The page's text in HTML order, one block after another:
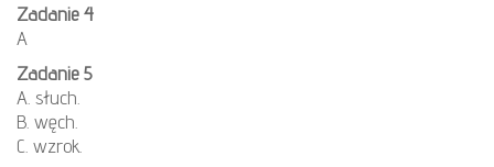
Zadanie 4
A
Zadanie 5
A. słuch.
B. węch.
C. wzrok.